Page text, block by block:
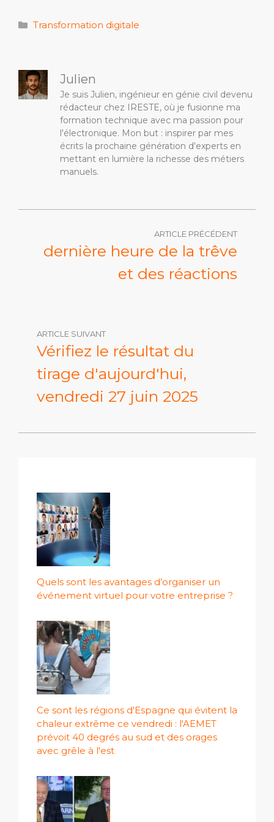
Catégories
Transformation digitale
Julien
Je suis Julien, ingénieur en génie civil devenu
rédacteur chez IRESTE, où je fusionne ma
formation technique avec ma passion pour
l'électronique. Mon but : inspirer par mes
écrits la prochaine génération d'experts en
mettant en lumière la richesse des métiers
manuels.
ARTICLE PRÉCÉDENT
dernière heure de la trêve
et des réactions
ARTICLE SUIVANT
Vérifiez le résultat du
tirage d'aujourd'hui,
vendredi 27 juin 2025
Quels sont les avantages d’organiser un
événement virtuel pour votre entreprise ?
Ce sont les régions d'Espagne qui évitent la
chaleur extrême ce vendredi : l'AEMET
prévoit 40 degrés au sud et des orages
avec grêle à l'est